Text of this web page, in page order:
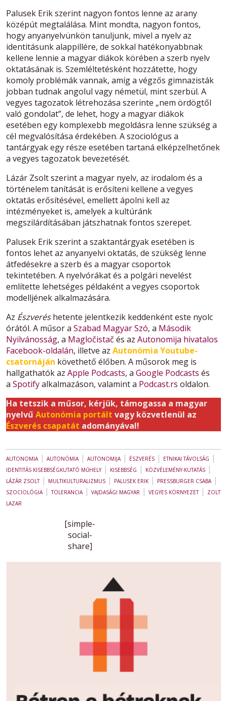
Palusek Erik szerint nagyon fontos lenne az arany
középút megtalálása. Mint mondta, nagyon fontos,
hogy anyanyelvünkön tanuljunk, mivel a nyelv az
identitásunk alappillére, de sokkal hatékonyabbnak
kellene lennie a magyar diákok körében a szerb nyelv
oktatásának is. Szemléltetésként hozzátette, hogy
komoly problémák vannak, amíg a végzős gimnazisták
jobban tudnak angolul vagy németül, mint szerbül. A
vegyes tagozatok létrehozása szerinte „nem ördögtől
való gondolat”, de lehet, hogy a magyar diákok
esetében egy komplexebb megoldásra lenne szükség a
cél megvalósítása érdekében. A szociológus a
tantárgyak egy része esetében tartaná elképzelhetőnek
a vegyes tagozatok bevezetését.
Lázár Zsolt szerint a magyar nyelv, az irodalom és a
történelem tanítását is erősíteni kellene a vegyes
oktatás erősítésével, emellett ápolni kell az
intézményeket is, amelyek a kultúránk
megszilárdításában játszhatnak fontos szerepet.
Palusek Erik szerint a szaktantárgyak esetében is
fontos lehet az anyanyelvi oktatás, de szükség lenne
átfedésekre a szerb és a magyar csoportok
tekintetében. A nyelvórákat és a polgári nevelést
említette lehetséges példaként a vegyes csoportok
modelljének alkalmazására.
Az Észveréshetente jelentkezik keddenként este nyolc
órától. A műsor a Szabad Magyar Szó, a Második
Nyilvánosság, a Magločistač és az Autonomija hivatalos
Facebook-oldalán, illetve az Autonómia Youtube-
csatornáján követhető élőben. A műsorok meg is
hallgathatók az Apple Podcasts, a Google Podcasts és
a Spotifyalkalmazáson, valamint a Podcast.rs oldalon.
Ha tetszik a műsor, kérjük, támogassa a magyar
nyelvű Autonómia portált vagy közvetlenül az
Észverés csapatát adományával!
AUTONOMIA| AUTONÓMIA| AUTONOMIJA| ÉSZVERÉS | ETNIKAI TÁVOLSÁG |
IDENTITÁS KISEBBSÉGKUTATÓ MŰHELY | KISEBBSÉG | KÖZVÉLEMÉNY-KUTATÁS |
LÁZÁR ZSOLT| MULTIKULTURALIZMUS | PALUSEK ERIK | PRESSBURGER CSABA|
SZOCIOLÓGIA|TOLERANCIA| VAJDASÁGI MAGYAR | VEGYES KÖRNYEZET|
ZOLT
LAZAR
[simple-
social-
share]